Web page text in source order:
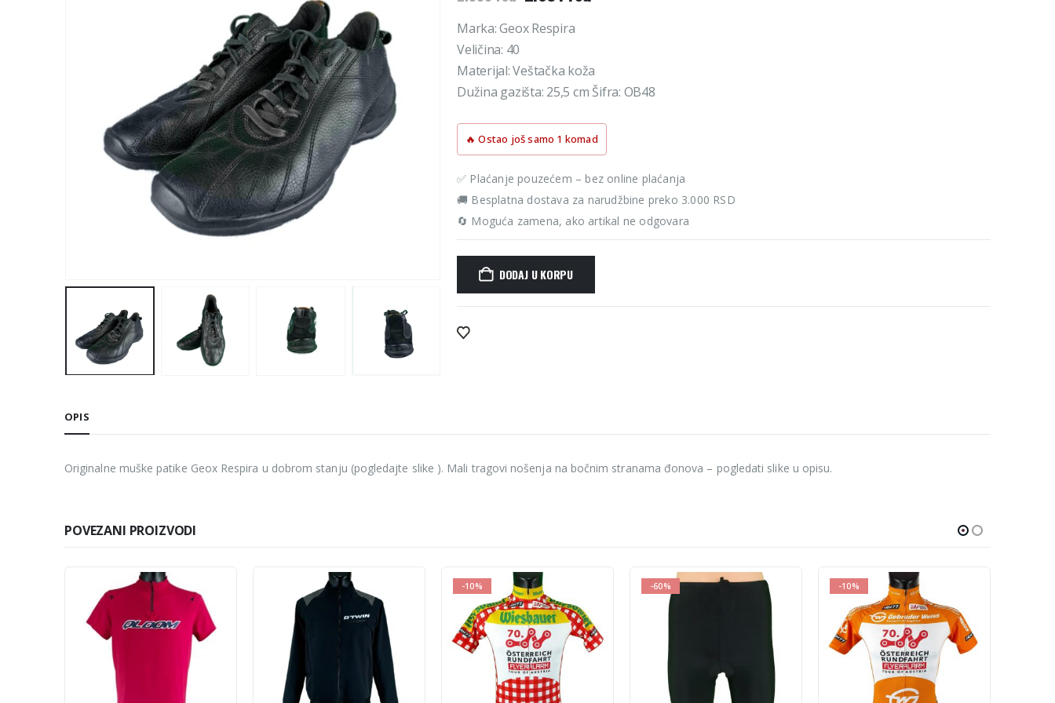
cena
je
2.990 rsd.
cena
Marka: Geox Respira
Veličina: 40
Materijal: Veštačka koža
Dužina gazišta: 25,5 cm Šifra: OB48
🔥 Ostao još samo 1 komad
✅ Plaćanje pouzećem – bez online plaćanja
🚚 Besplatna dostava za narudžbine preko 3.000 RSD
🔄 Moguća zamena, ako artikal ne odgovara
DODAJ U KORPU
Alternative:
OPIS
Originalne muške patike Geox Respira u dobrom stanju (pogledajte slike ). Mali tragovi nošenja na bočnim stranama đonova – pogledati slike u opisu.
POVEZANI PROIZVODI
-60% -10% -60%